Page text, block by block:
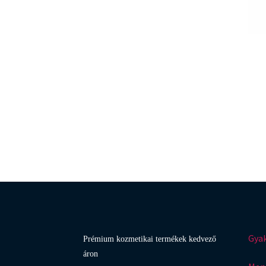
Prémium kozmetikai termékek kedvező
áron